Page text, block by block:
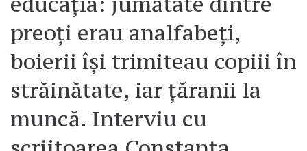
preoți erau analfabeți,
boierii își trimiteau copiii în
străinătate, iar țăranii la
muncă. Interviu cu